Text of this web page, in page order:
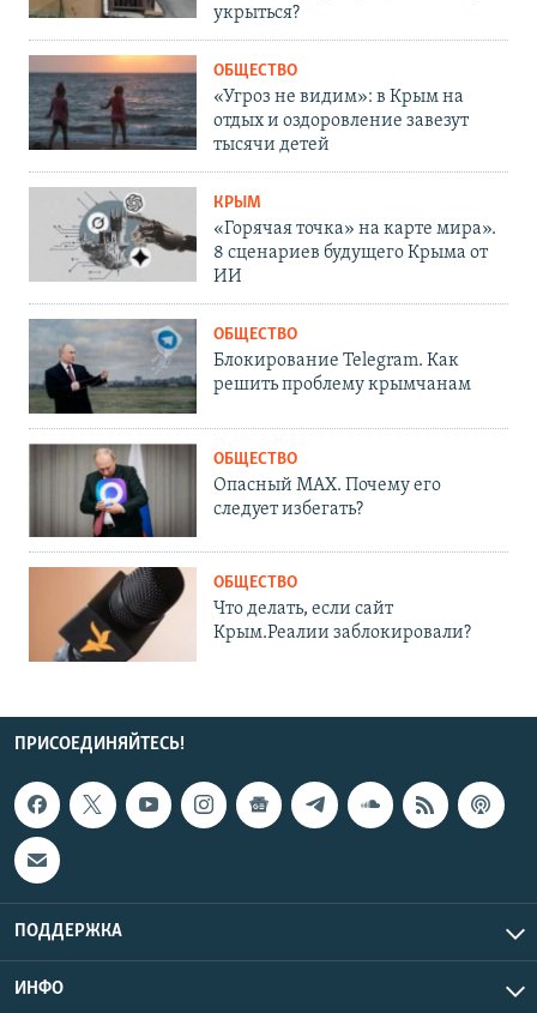
укрыться?
ОБЩЕСТВО
«Угроз не видим»: в Крым на
отдых и оздоровление завезут
тысячи детей
КРЫМ
«Горячая точка» на карте мира».
8 сценариев будущего Крыма от
ИИ
ОБЩЕСТВО
Блокирование Telegram. Как
решить проблему крымчанам
ОБЩЕСТВО
Опасный MAX. Почему его
следует избегать?
ОБЩЕСТВО
Что делать, если сайт
Крым.Реалии заблокировали?
ПРИСОЕДИНЯЙТЕСЬ!
ПОДДЕРЖКА
ИНФО